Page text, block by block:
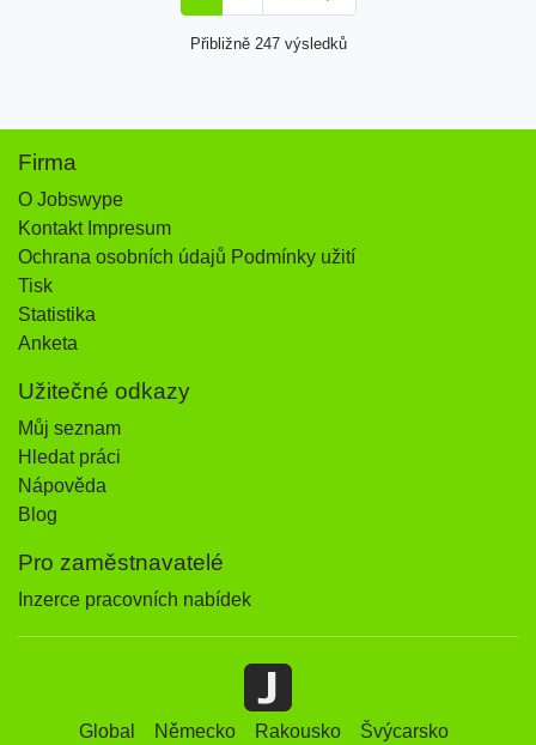
Přibližně 247 výsledků
Firma
O Jobswype
Kontakt Impresum
Ochrana osobních údajů Podmínky užití
Tisk
Statistika
Anketa
Užitečné odkazy
Můj seznam
Hledat práci
Nápověda
Blog
Pro zaměstnavatelé
Inzerce pracovních nabídek
Global Německo Rakousko
Švýcarsko